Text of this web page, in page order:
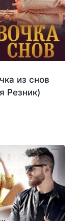
из снов
Резник)